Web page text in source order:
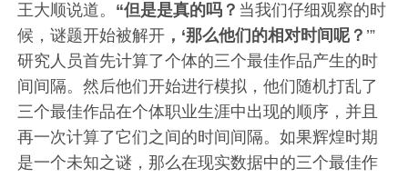
王大顺说道。 “但是是真的吗？ 当我们仔细观察的时
候，谜题开始被解开 ，‘那么他们的相对时间呢？ ’”
研究人员首先计算了个体的三个最佳作品产生的时
间间隔。然后他们开始进行模拟，他们随机打乱了
三个最佳作品在个体职业生涯中出现的顺序，并且
再一次计算了它们之间的时间间隔。如果辉煌时期
是一个未知之谜，那么在现实数据中的三个最佳作